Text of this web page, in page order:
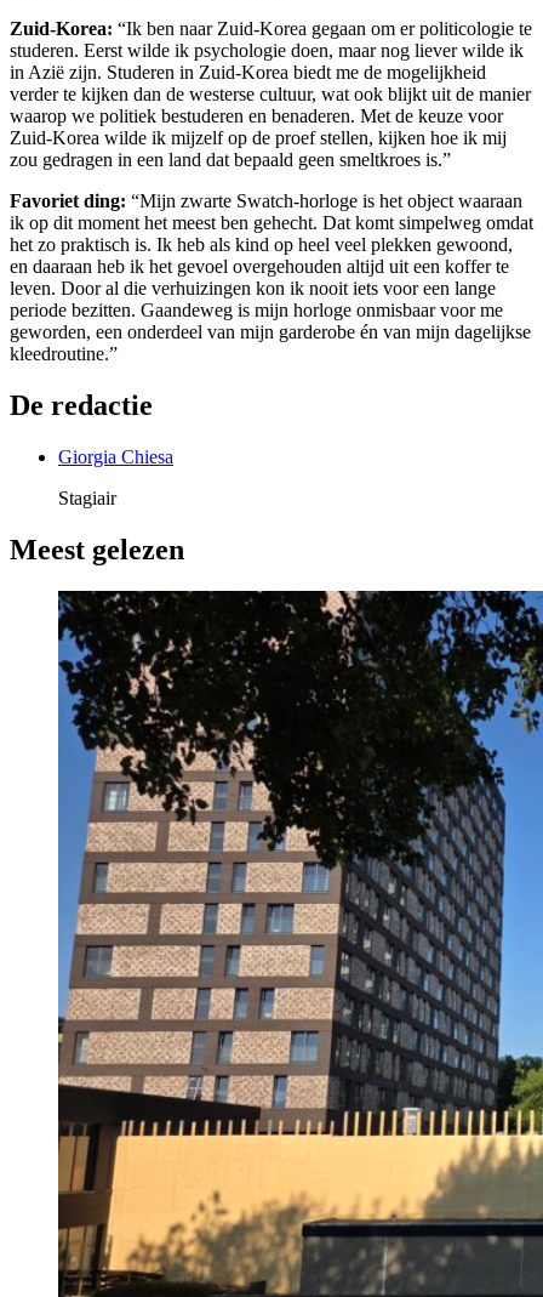
Zuid-Korea: “Ik ben naar Zuid-Korea gegaan om er politicologie te
studeren. Eerst wilde ik psychologie doen, maar nog liever wilde ik
in Azië zijn. Studeren in Zuid-Korea biedt me de mogelijkheid
verder te kijken dan de westerse cultuur, wat ook blijkt uit de manier
waarop we politiek bestuderen en benaderen. Met de keuze voor
Zuid-Korea wilde ik mijzelf op de proef stellen, kijken hoe ik mij
zou gedragen in een land dat bepaald geen smeltkroes is.”
Favoriet ding: “Mijn zwarte Swatch-horloge is het object waaraan
ik op dit moment het meest ben gehecht. Dat komt simpelweg omdat
het zo praktisch is. Ik heb als kind op heel veel plekken gewoond,
en daaraan heb ik het gevoel overgehouden altijd uit een koffer te
leven. Door al die verhuizingen kon ik nooit iets voor een lange
periode bezitten. Gaandeweg is mijn horloge onmisbaar voor me
geworden, een onderdeel van mijn garderobe én van mijn dagelijkse
kleedroutine.”
De redactie
Giorgia Chiesa
Stagiair
Meest gelezen